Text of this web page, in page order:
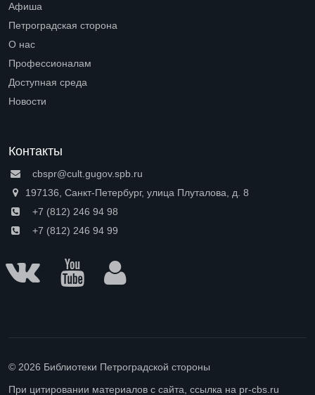
Афиша
Петроградская сторона
О нас
Профессионалам
Доступная среда
Новости
Контакты
cbspr@cult.gugov.spb.ru
197136, Санкт-Петербург, улица Плуталова, д. 8
+7 (812) 246 94 98
+7 (812) 246 94 99
© 2026 Библиотеки Петроградской стороны
При цитировании материалов с сайта, ссылка на pr-cbs.ru